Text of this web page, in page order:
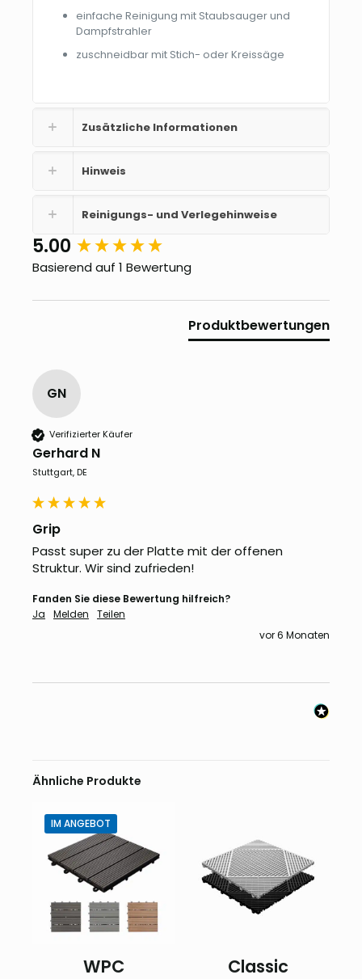
einfache Reinigung mit Staubsauger und
Dampfstrahler
zuschneidbar mit Stich- oder Kreissäge
Zusätzliche Informationen
Hinweis
Reinigungs- und Verlegehinweise
5.00
Basierend auf 1 Bewertung
Produktbewertungen
GN
Verifizierter Käufer
Gerhard N
Stuttgart, DE
Grip
Passt super zu der Platte mit der offenen
Struktur. Wir sind zufrieden!
Fanden Sie diese Bewertung hilfreich?
Ja
Melden
Teilen
vor 6 Monaten
New content loaded
Ähnliche Produkte
IM ANGEBOT
WPC Classic